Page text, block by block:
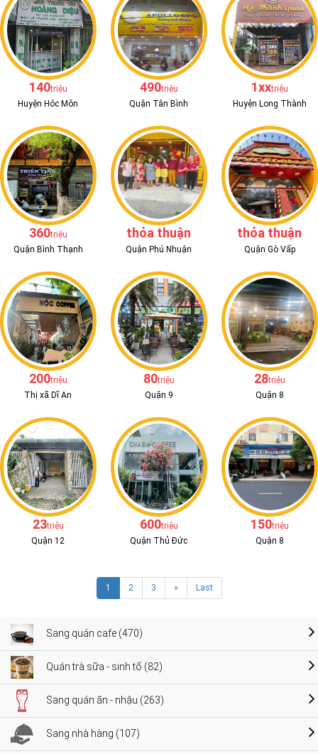
140triệu
Huyện Hóc Môn
490triệu
Quận Tân Bình
1xxtriệu
Huyện Long Thành
360triệu
Quận Bình Thạnh
thỏa thuận
Quận Phú Nhuận
thỏa thuận
Quận Gò Vấp
200triệu
Thị xã Dĩ An
80triệu
Quận 9
28triệu
Quận 8
23triệu
Quận 12
600triệu
Quận Thủ Đức
150triệu
Quận 8
1 2 3 » Last
Sang quán cafe (470)
Quán trà sữa - sinh tố (82)
Sang quán ăn - nhậu (263)
Sang nhà hàng (107)